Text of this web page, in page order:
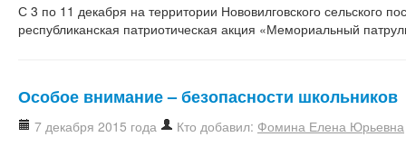
С 3 по 11 декабря на территории Нововилговского сельского
республиканская патриотическая акция «Мемориальный
Особое внимание – безопасности школьников
7 декабря 2015 года Кто добавил: Фомина Елена Юрьевна